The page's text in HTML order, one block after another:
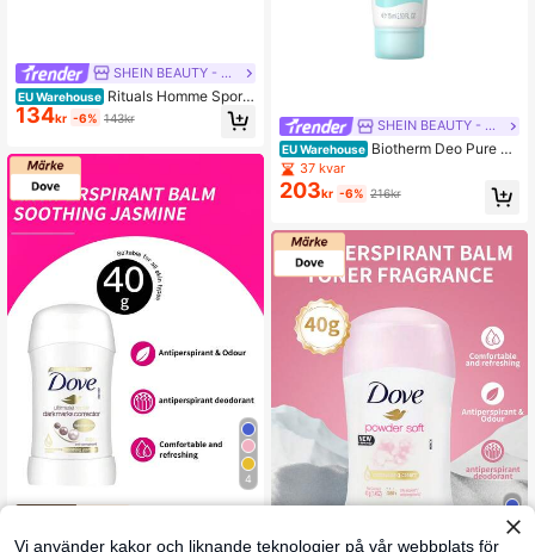
SHEIN BEAUTY - BRANDS
EU Warehouse Rituals Homme Sport
24h Anti-Perspirant Spray 200 ml
134kr -6% 143kr
4
Dove 1 flaska 40 g antiperspirantsti
SHEIN BEAUTY - BRANDS
EU Warehouse Biotherm Deo Pure Cr
eam Moisturizer 75 ml
37 kvar
203kr -6% 216kr
Vi använder kakor och liknande teknologier på vår webbplats för